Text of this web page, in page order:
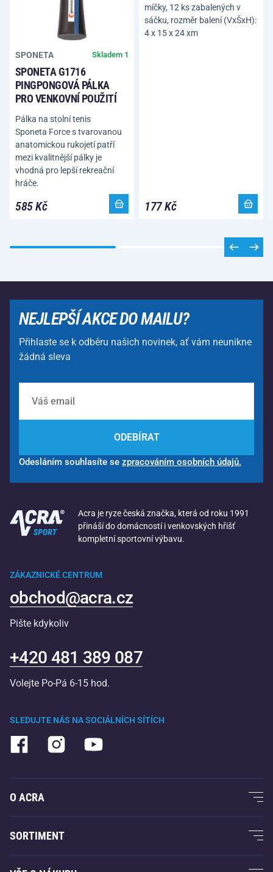
SPONETA Skladem 1
SPONETA G1716
PINGPONGOVÁ PÁLKA
PRO VENKOVNÍ POUŽITÍ
Pálka na stolní tenis
Sponeta Force s tvarovanou
anatomickou rukojetí patří
mezi kvalitnější pálky je
vhodná pro lepší rekreační
hráče.
585 Kč
míčky, 12 ks zabalených v
sáčku, rozměr balení (VxŠxH):
4 x 15 x 24 xm
177 Kč
NEJLEPŠÍ AKCE DO MAILU?
Přihlaste se k odběru našich novinek, ať vám neunikne
žádná sleva
ODEBÍRAT
Odesláním souhlasíte se zpracováním osobních údajů.
Acra je ryze česká značka, která od roku 1991
přináší do domácností i venkovských hřišť
kompletní sportovní výbavu.
SLEDUJTE NÁS NA SOCIÁLNÍCH SÍTÍCH
ZÁKAZNICKÉ CENTRUM
obchod@acra.cz
Pište kdykoliv
+420 481 389 087
Volejte Po-Pá 6-15 hod.
O ACRA
O nás
Acra garance
SORTIMENT
Fitness a posilování